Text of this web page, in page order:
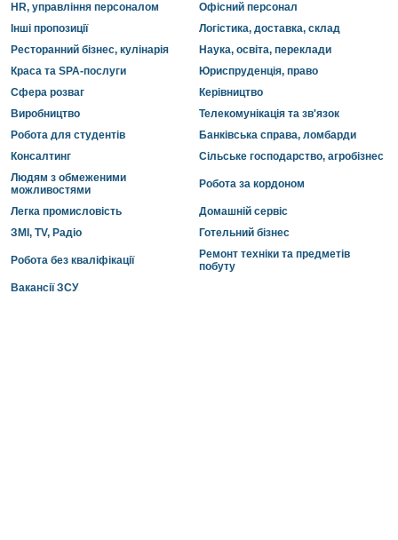
HR, управління персоналом
Офісний персонал
Інші пропозиції
Логістика, доставка, склад
Ресторанний бізнес, кулінарія
Наука, освіта, переклади
Краса та SPA-послуги
Юриспруденція, право
Сфера розваг
Керівництво
Виробництво
Телекомунікація та зв'язок
Робота для студентів
Банківська справа, ломбарди
Консалтинг
Сільське господарство, агробізнес
Людям з обмеженими
можливостями
Робота за кордоном
Легка промисловість
Домашній сервіс
ЗМІ, TV, Радіо
Готельний бізнес
Робота без кваліфікації
Ремонт техніки та предметів
побуту
Вакансії ЗСУ